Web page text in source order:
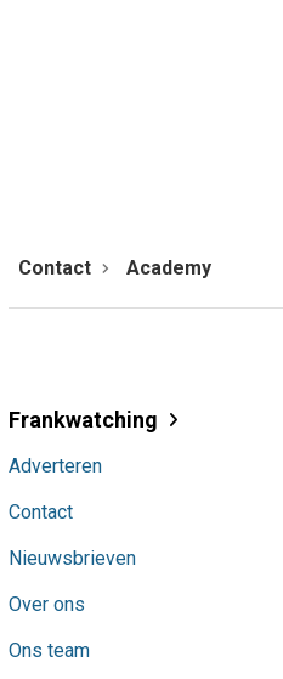
Contact Academy
Frankwatching
Adverteren
Contact
Nieuwsbrieven
Over ons
Ons team